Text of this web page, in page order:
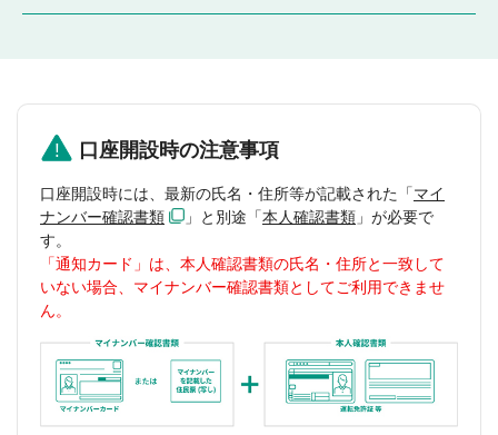
口座開設時の注意事項
口座開設時には、最新の氏名・住所等が記載された「マイ
ナンバー確認書類
」と別途「本人確認書類 」が必要で
す。
「通知カード」は、本人確認書類の氏名・住所と一致して
いない場合、マイナンバー確認書類としてご利用できませ
ん。